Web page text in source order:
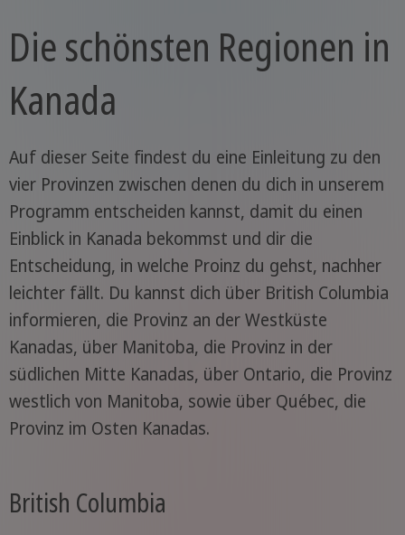
Die schönsten Regionen in
Kanada
Auf dieser Seite findest du eine Einleitung zu den
vier Provinzen zwischen denen du dich in unserem
Programm entscheiden kannst, damit du einen
Einblick in Kanada bekommst und dir die
Entscheidung, in welche Proinz du gehst, nachher
leichter fällt. Du kannst dich über British Columbia
informieren, die Provinz an der Westküste
Kanadas, über Manitoba, die Provinz in der
südlichen Mitte Kanadas, über Ontario, die Provinz
westlich von Manitoba, sowie über Québec, die
Provinz im Osten Kanadas.
British Columbia